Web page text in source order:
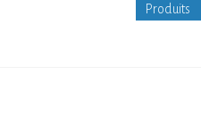
Produits